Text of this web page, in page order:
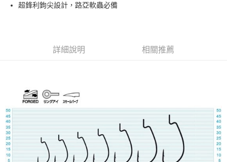
國泰世華商業銀行
元大商業銀行
永豐商業銀行
2.付款方式選擇「大哥付你分期」，訂單成立後會自動跳轉到大哥付的交易
流程，驗證手機門號後，選擇欲分期的期數、繳款截止日，確認付款後即完
成交易。
3.實際核准額度、可分期數及費用金額請依後續交易確認頁面所載為準。
4.訂單成立30分鐘內，如未前往確認交易或遇審核未通過，訂單將自動取
消。如遇「轉專審核」未通過狀況，表示未達大哥付你分期系統評分，恕無
法說明評估內容。
【繳款方式說明】
相關說明
【關於「AFTEE先享後付」】
AFTEE先享後付是「在收到商品之後才付款」的支付方式。 讓您購物簡單
便利好安心！
１．簡單：不需註冊會員、不需綁卡、不需儲值。
２．便利：只要手機號碼，簡訊認證，即可結帳。
３．安心：先確認商品／服務後，再付款。
ATM付款
貨到付款
運送方式
超鋒利鉤尖設計，路亞軟蟲必備
詳細說明 相關推薦